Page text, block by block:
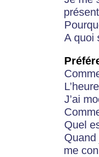
A quoi
J’ai
Quel
Quand
me